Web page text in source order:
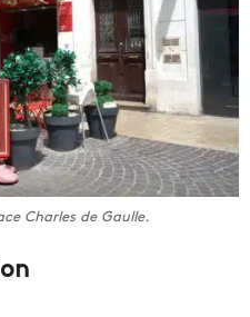
Charles de Gaulle.